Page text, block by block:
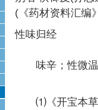
(《药材资料汇编
性味归经
味辛；性微温
⑴《开宝本草